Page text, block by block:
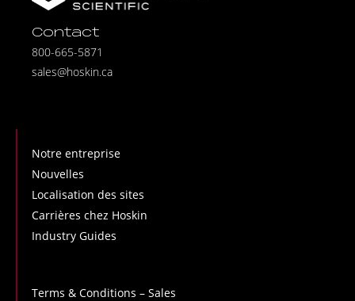
Contact
800-665-5871
sales@hoskin.ca
Notre entreprise
Nouvelles
Localisation des sites
Carrières chez Hoskin
Industry Guides
Terms & Conditions – Sales